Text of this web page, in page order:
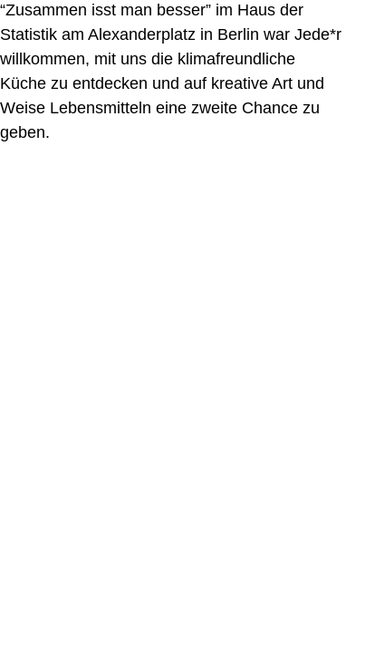
“Zusammen isst man besser” im Haus der
Statistik am Alexanderplatz in Berlin war Jede*r
willkommen, mit uns die klimafreundliche
Küche zu entdecken und auf kreative Art und
Weise Lebensmitteln eine zweite Chance zu
geben.